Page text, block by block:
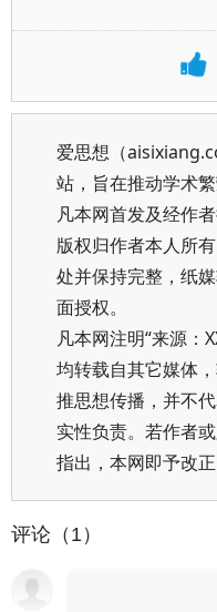
爱思想（
站，旨在推动学术
凡本网首发及经作
版权归作者本人所
处并保持完整，纸
面授权。
凡本网注明“来源：
均转载自其它媒体
推思想传播，并不
实性负责。若作者
指出，本网即予改正
评论（1）